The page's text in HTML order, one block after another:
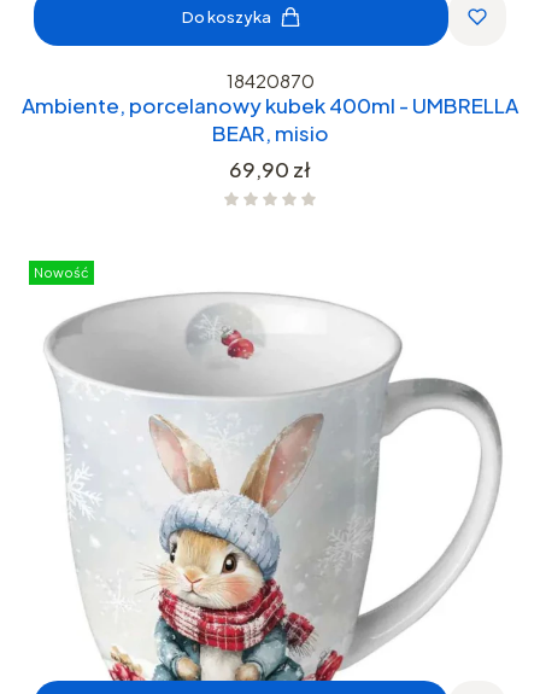
Do koszyka
18420870
Ambiente, porcelanowy kubek 400ml - UMBRELLA
BEAR, misio
Cena
69,90 zł
Nowość